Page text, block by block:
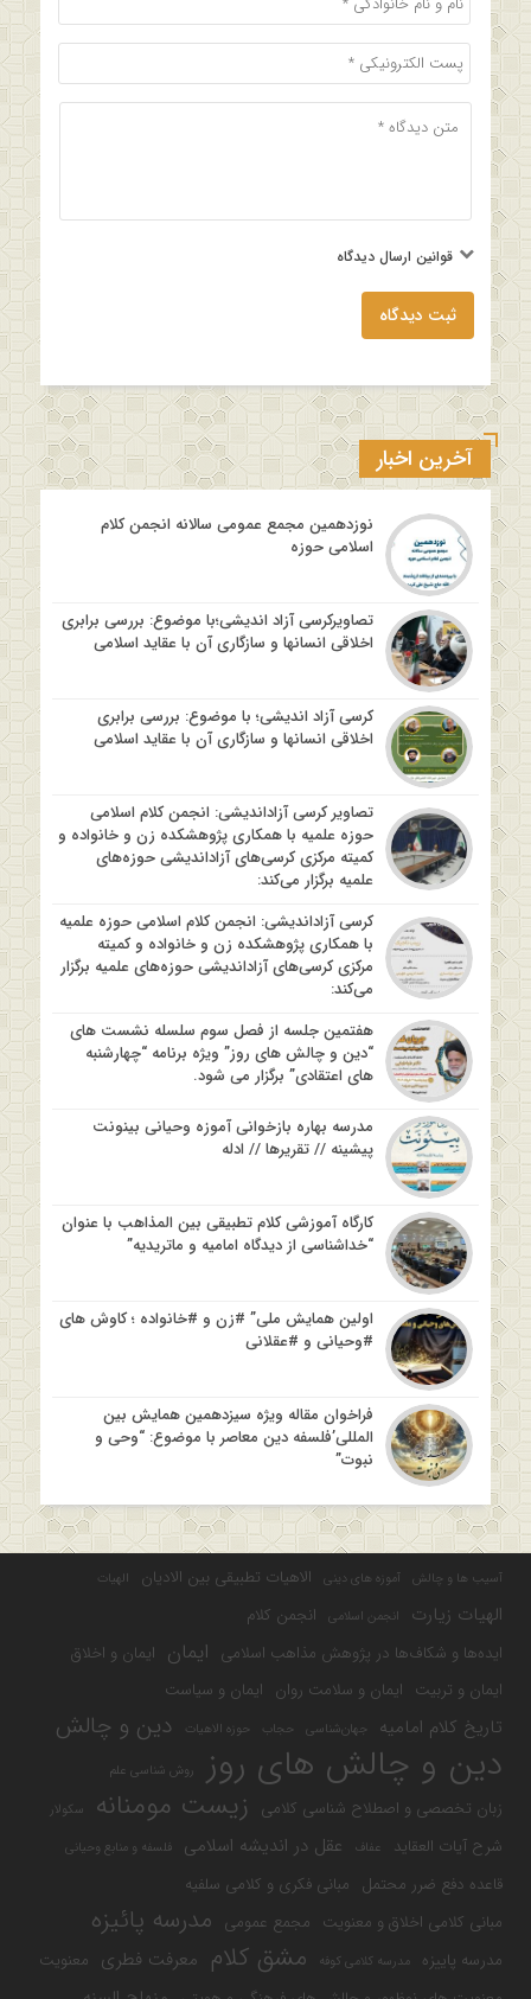
قوانین ارسال دیدگاه
ثبت دیدگاه
آخرین اخبار
نوزدهمین مجمع عمومی سالانه انجمن کلام
اسلامی حوزه
تصاویرکرسی آزاد اندیشی؛با موضوع: بررسی برابری
اخلاقی انسانها و سازگاری آن با عقاید اسلامی
کرسی آزاد اندیشی؛ با موضوع: بررسی برابری
اخلاقی انسانها و سازگاری آن با عقاید اسلامی
تصاویر کرسی آزاداندیشی: انجمن کلام اسلامی
حوزه علمیه با همکاری پژوهشکده زن و خانواده و
کمیته مرکزی کرسی‌های آزاداندیشی حوزه‌های
علمیه برگزار می‌کند:
کرسی آزاداندیشی: انجمن کلام اسلامی حوزه علمیه
با همکاری پژوهشکده زن و خانواده و کمیته
مرکزی کرسی‌های آزاداندیشی حوزه‌های علمیه برگزار
می‌کند:
هفتمین جلسه از فصل سوم سلسله نشست های
“دین و چالش های روز” ویژه برنامه “چهارشنبه
های اعتقادی” برگزار می شود.
مدرسه بهاره بازخوانی آموزه وحیانی بینونت
پیشینه // تقریرها // ادله
کارگاه آموزشی کلام تطبیقی بین المذاهب با عنوان
“خداشناسی از دیدگاه امامیه و ماتریدیه”
اولین همایش ملی” #زن و #خانواده ؛ کاوش های
#وحیانی و #عقلانی
فراخوان مقاله ویژه سیزدهمین همایش بین
المللی’فلسفه دین معاصر با موضوع: “وحی و
نبوت”
آسیب ها و چالش آموزه های دینی الاهیات تطبیقی بین الادیان الهیات
الهیات زیارت انجمن اسلامی
انجمن کلام
ایده‌ها و شکاف‌ها در پژوهش مذاهب اسلامی ایمان ایمان و اخلاق
ایمان و تربیت ایمان و سلامت روان ایمان و سیاست
تاریخ کلام امامیه جهان‌شناسی حجاب حوزه الاهیات دین و چالش
دین و چالش های روز روش شناسی علم
زبان تخصصی و اصطلاح شناسی کلامی زیست مومنانه سکولار
شرح آیات العقاید عفاف عقل در اندیشه اسلامی فلسفه و منابع وحیانی
قاعده دفع ضرر محتمل مبانی فکری و کلامی سلفیه
مبانی کلامی اخلاق و معنویت مجمع عمومی مدرسه پائیزه
مدرسه پاییزه مدرسه کلامی کوفه مشق کلام معرفت فطری معنویت